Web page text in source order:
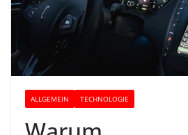
ALLGEMEIN TECHNOLOGIE